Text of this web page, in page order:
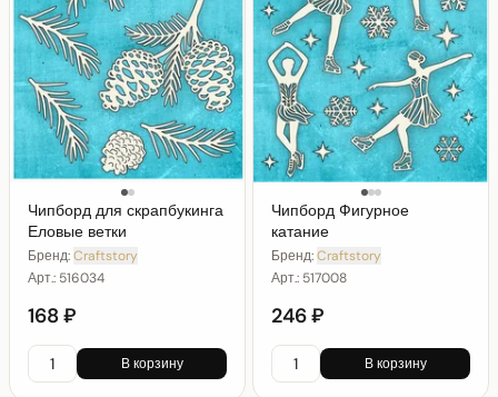
Чипборд для скрапбукинга
Еловые ветки
Бренд:Craftstory
Арт.: 516034
168 ₽
В корзину
Чипборд Фигурное
катание
Бренд:Craftstory
Арт.: 517008
246 ₽
В корзину